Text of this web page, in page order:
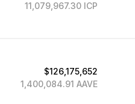
11,079,967.30 ICP
$126,175,652
1,400,084.91 AAVE